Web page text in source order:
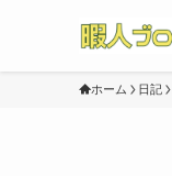
ホーム 日記